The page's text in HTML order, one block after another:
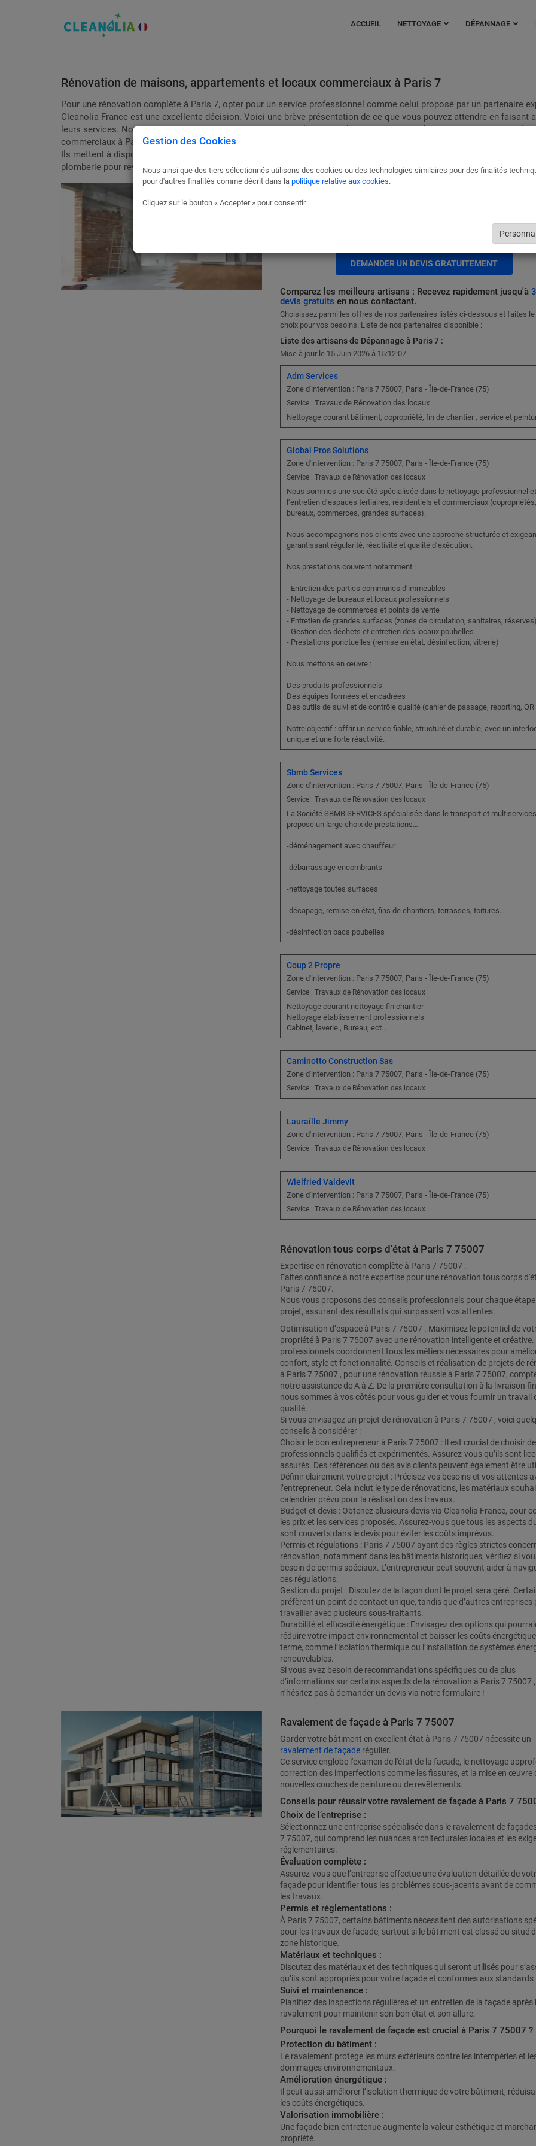
ACCUEIL NETTOYAGE DÉPANNAGE
Rénovation de maisons, appartements et locaux commerciaux à Paris 7
Pour une rénovation complète à Paris 7, opter pour un service professionnel comme celui proposé par un partenaire
Cleanolia France est une excellente décision. Voici une brève présentation de ce que vous pouvez attendre en faisant
leurs services. Nos partenaires experts à Paris 7 sont spécialisés dans la rénovation complète de résidences et de
commerciaux à Paris 7.
Ils mettent à disposition une équipe d'experts dans divers domaines tels que la maçonnerie, la peinture, l'électricité, et
plomberie pour revitaliser votre propriété.
vous serez accompagné de A à Z, pour un cahier des chagres
DEMANDER UN DEVIS GRATUITEMENT
Comparez les meilleurs artisans : Recevez rapidement jusqu'à 3
devis gratuits en nous contactant.
Choisissez parmi les offres de nos partenaires listés ci-dessous et faites
choix pour vos besoins. Liste de nos partenaires disponible :
Liste des artisans de Dépannage à Paris 7 :
Mise à jour le 15 Juin 2026 à 15:12:07
Adm Services
Zone d'intervention : Paris 7 75007, Paris - Île-de-France (75)
Service : Travaux de Rénovation des locaux
Nettoyage courant bâtiment, copropriété, fin de chantier , service et
Global Pros Solutions
Zone d'intervention : Paris 7 75007, Paris - Île-de-France (75)
Service : Travaux de Rénovation des locaux
Nous sommes une société spécialisée dans le nettoyage professionnel et
l’entretien d’espaces tertiaires, résidentiels et commerciaux (copropriétés,
bureaux, commerces, grandes surfaces).
Nous accompagnons nos clients avec une approche structurée et
garantissant régularité, réactivité et qualité d’exécution.
Nos prestations couvrent notamment :
- Entretien des parties communes d’immeubles
- Nettoyage de bureaux et locaux professionnels
- Nettoyage de commerces et points de vente
- Entretien de grandes surfaces (zones de circulation, sanitaires, réserves)
- Gestion des déchets et entretien des locaux poubelles
- Prestations ponctuelles (remise en état, désinfection, vitrerie)
Nous mettons en œuvre :
Des produits professionnels
Des équipes formées et encadrées
Des outils de suivi et de contrôle qualité (cahier de passage, reporting, QR
Notre objectif : offrir un service fiable, structuré et durable, avec un
unique et une forte réactivité.
Sbmb Services
Zone d'intervention : Paris 7 75007, Paris - Île-de-France (75)
Service : Travaux de Rénovation des locaux
La Société SBMB SERVICES spécialisée dans le transport et
propose un large choix de prestations…
-déménagement avec chauffeur
-débarrassage encombrants
-nettoyage toutes surfaces
-décapage, remise en état, fins de chantiers, terrasses, toitures…
-désinfection bacs poubelles
Coup 2 Propre
Zone d'intervention : Paris 7 75007, Paris - Île-de-France (75)
Service : Travaux de Rénovation des locaux
Nettoyage courant nettoyage fin chantier
Nettoyage établissement professionnels
Cabinet, laverie , Bureau, ect...
Caminotto Construction Sas
Zone d'intervention : Paris 7 75007, Paris - Île-de-France (75)
Service : Travaux de Rénovation des locaux
Lauraille Jimmy
Zone d'intervention : Paris 7 75007, Paris - Île-de-France (75)
Service : Travaux de Rénovation des locaux
Wielfried Valdevit
Zone d'intervention : Paris 7 75007, Paris - Île-de-France (75)
Service : Travaux de Rénovation des locaux
Rénovation tous corps d'état à Paris 7 75007
Expertise en rénovation complète à Paris 7 75007 .
Faites confiance à notre expertise pour une rénovation tous corps
Paris 7 75007.
Nous vous proposons des conseils professionnels pour chaque
projet, assurant des résultats qui surpassent vos attentes.
Optimisation d’espace à Paris 7 75007 . Maximisez le potentiel de
propriété à Paris 7 75007 avec une rénovation intelligente et créative.
professionnels coordonnent tous les métiers nécessaires pour
confort, style et fonctionnalité. Conseils et réalisation de projets de
à Paris 7 75007 , pour une rénovation réussie à Paris 7 75007,
notre assistance de A à Z. De la première consultation à la livraison
nous sommes à vos côtés pour vous guider et vous fournir un travail
qualité.
Si vous envisagez un projet de rénovation à Paris 7 75007 , voici
conseils à considérer :
Choisir le bon entrepreneur à Paris 7 75007 : Il est crucial de choisir
professionnels qualifiés et expérimentés. Assurez-vous qu’ils sont
assurés. Des références ou des avis clients peuvent également être
Définir clairement votre projet : Précisez vos besoins et vos attentes
l’entrepreneur. Cela inclut le type de rénovations, les matériaux
calendrier prévu pour la réalisation des travaux.
Budget et devis : Obtenez plusieurs devis via Cleanolia France, pour
les prix et les services proposés. Assurez-vous que tous les aspects
sont couverts dans le devis pour éviter les coûts imprévus.
Permis et régulations : Paris 7 75007 ayant des règles strictes
rénovation, notamment dans les bâtiments historiques, vérifiez si
besoin de permis spéciaux. L’entrepreneur peut souvent aider à
ces régulations.
Gestion du projet : Discutez de la façon dont le projet sera géré.
préfèrent un point de contact unique, tandis que d’autres entreprises
travailler avec plusieurs sous-traitants.
Durabilité et efficacité énergétique : Envisagez des options qui
réduire votre impact environnemental et baisser les coûts
terme, comme l’isolation thermique ou l’installation de systèmes
renouvelables.
Si vous avez besoin de recommandations spécifiques ou de plus
d’informations sur certains aspects de la rénovation à Paris 7 75007 ,
n’hésitez pas à demander un devis via notre formulaire !
Ravalement de façade à Paris 7 75007
Garder votre bâtiment en excellent état à Paris 7 75007 nécessite un
ravalement de façaderégulier.
Ce service englobe l'examen de l'état de la façade, le nettoyage
correction des imperfections comme les fissures, et la mise en œuvre
nouvelles couches de peinture ou de revêtements.
Conseils pour réussir votre ravalement de façade à Paris 7
Choix de l’entreprise :
Sélectionnez une entreprise spécialisée dans le ravalement de
7 75007, qui comprend les nuances architecturales locales et les
réglementaires.
Évaluation complète :
Assurez-vous que l’entreprise effectue une évaluation détaillée de
façade pour identifier tous les problèmes sous-jacents avant de
les travaux.
Permis et réglementations :
À Paris 7 75007, certains bâtiments nécessitent des autorisations
pour les travaux de façade, surtout si le bâtiment est classé ou situé
zone historique.
Matériaux et techniques :
Discutez des matériaux et des techniques qui seront utilisés pour
qu’ils sont appropriés pour votre façade et conformes aux standards
Suivi et maintenance :
Planifiez des inspections régulières et un entretien de la façade après
ravalement pour maintenir son bon état et son allure.
Pourquoi le ravalement de façade est crucial à Paris 7 75007 ?
Protection du bâtiment :
Le ravalement protège les murs extérieurs contre les intempéries et
dommages environnementaux.
Amélioration énergétique :
Il peut aussi améliorer l’isolation thermique de votre bâtiment,
les coûts énergétiques.
Valorisation immobilière :
Une façade bien entretenue augmente la valeur esthétique et
propriété.
Gestion des Cookies
Nous ainsi que des tiers sélectionnés utilisons des cookies ou des technologies similaires pour des finalités
pour d'autres finalités comme décrit dans la politique relative aux cookies.
Cliquez sur le bouton « Accepter » pour consentir.